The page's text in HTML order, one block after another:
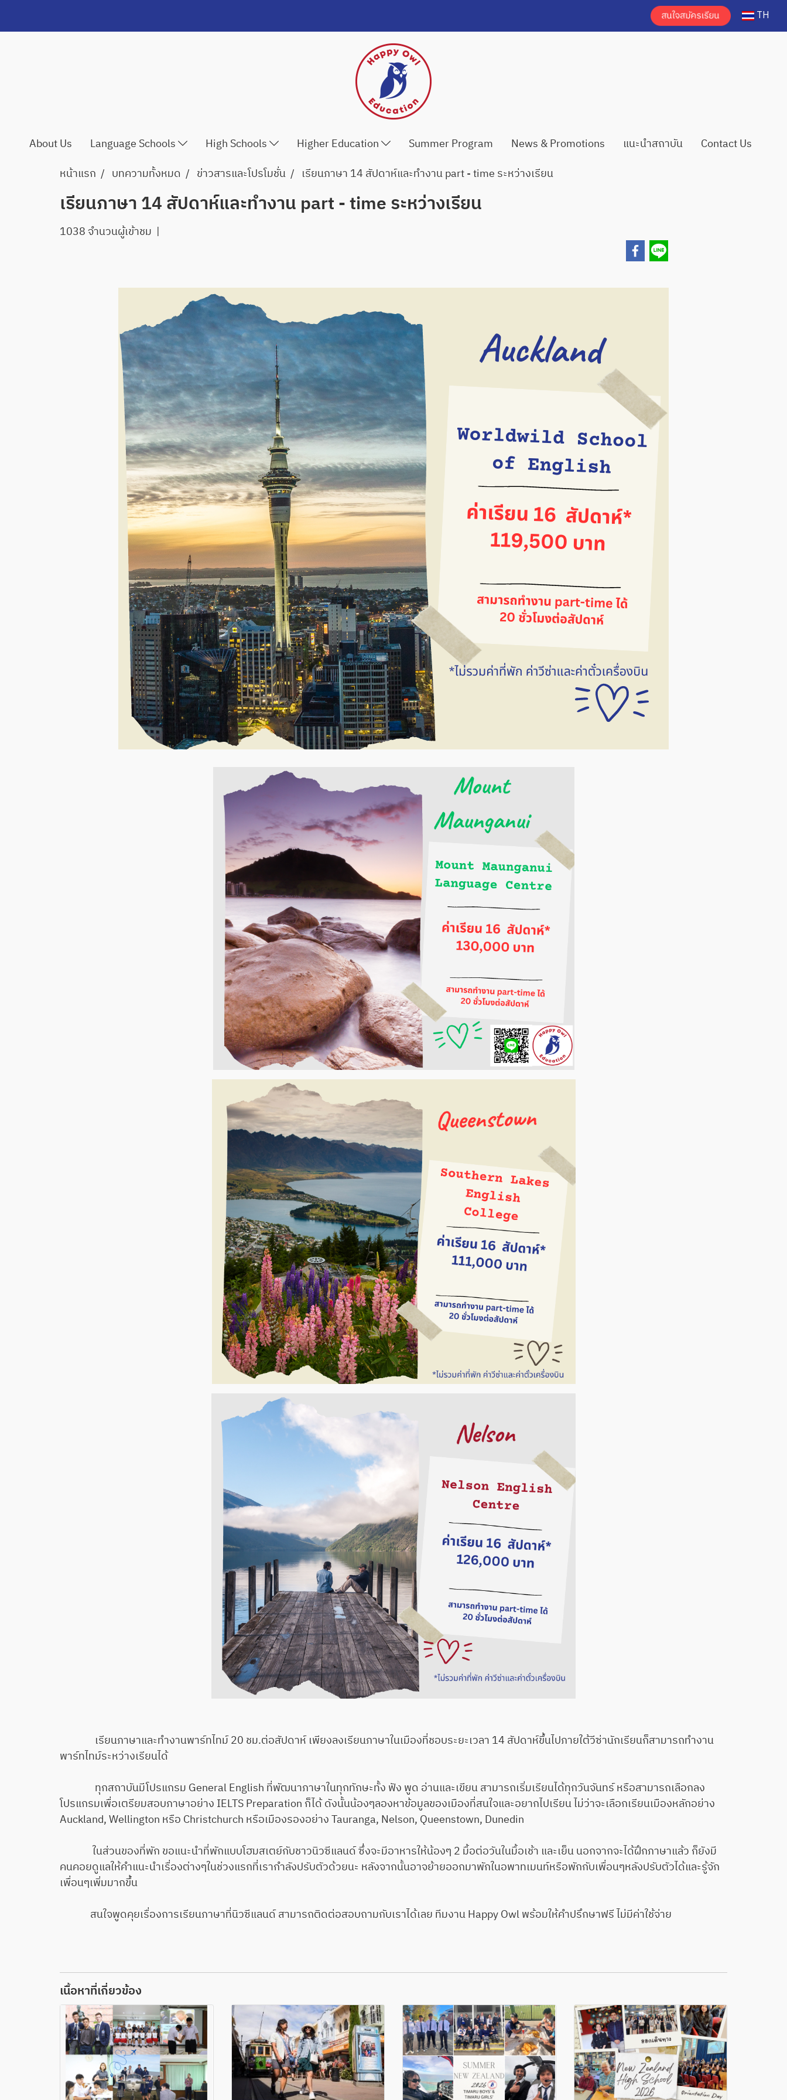
TH
About Us Language Schools High Schools Higher Education Summer Program News & Promotions แนะนำสถาบัน
Contact Us
หน้าแรก
บทความทั้งหมด ข่าวสารและโปรโมชั่น เรียนภาษา 14 สัปดาห์และทำงาน part - time ระหว่างเรียน
เรียนภาษา 14 สัปดาห์และทำงาน part - time ระหว่างเรียน
1038 จำนวนผู้เข้าชม |
เรียนภาษาและทำงานพาร์ทไทม์ 20 ชม.ต่อสัปดาห์ เพียงลงเรียนภาษาในเมืองที่ชอบระยะเวลา 14 สัปดาห์ขึ้นไปภายใต้วีซ่านักเรียนก็สามารถทำงาน
พาร์ทไทม์ระหว่างเรียนได้
ทุกสถาบันมีโปรแกรม General English ที่พัฒนาภาษาในทุกทักษะทั้ง ฟัง พูด อ่านและเขียน สามารถเริ่มเรียนได้ทุกวันจันทร์ หรือสามารถเลือกลง
โปรแกรมเพื่อเตรียมสอบภาษาอย่าง IELTS Preparation ก็ได้ ดังนั้นน้องๆลองหาข้อมูลของเมืองที่สนใจและอยากไปเรียน ไม่ว่าจะเลือกเรียนเมืองหลักอย่าง
Auckland, Wellington หรือ Christchurch หรือเมืองรองอย่าง Tauranga, Nelson, Queenstown, Dunedin
ในส่วนของที่พัก ขอแนะนำที่พักแบบโฮมสเตย์กับชาวนิวซีแลนด์ ซึ่งจะมีอาหารให้น้องๆ 2 มื้อต่อวันในมื้อเช้า และเย็น นอกจากจะได้ฝึกภาษาแล้ว ก็ยังมี
คนคอยดูแลให้คำแนะนำเรื่องต่างๆในช่วงแรกที่เรากำลังปรับตัวด้วยนะ หลังจากนั้นอาจย้ายออกมาพักในอพาทเมนท์หรือพักกับเพื่อนๆหลังปรับตัวได้และรู้จัก
เพื่อนๆเพิ่มมากขึ้น
สนใจพูดคุยเรื่องการเรียนภาษาที่นิวซีแลนด์ สามารถติดต่อสอบถามกับเราได้เลย ทีมงาน Happy Owl พร้อมให้คำปรึกษาฟรี ไม่มีค่าใช้จ่าย
เนื้อหาที่เกี่ยวข้อง